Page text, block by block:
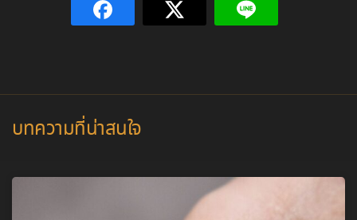
บทความที่น่าสนใจ